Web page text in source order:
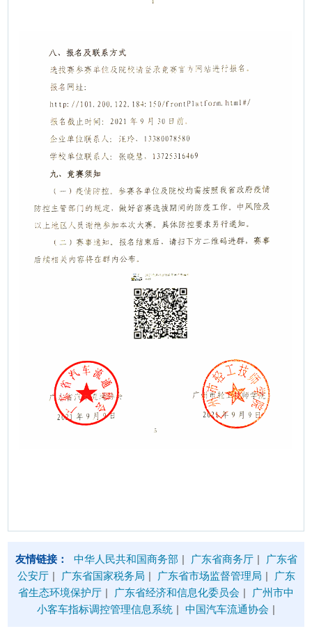
友情链接： 中华人民共和国商务部 | 广东省商务厅 |
广东省
公安厅 | 广东省国家税务局 | 广东省市场监督管理局 |
广东
省生态环境保护厅 | 广东省经济和信息化委员会 |
广州市中
小客车指标调控管理信息系统 | 中国汽车流通协会 |